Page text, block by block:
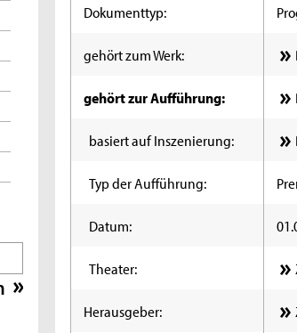
Dokumenttyp:
gehört zum Werk:
gehört zur Aufführung:
basiert auf Inszenierung:
Typ der Aufführung:
Datum:
Theater:
Herausgeber: